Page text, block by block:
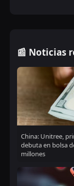
📰 Noticias
China: Unitree,
debuta en bolsa
millones